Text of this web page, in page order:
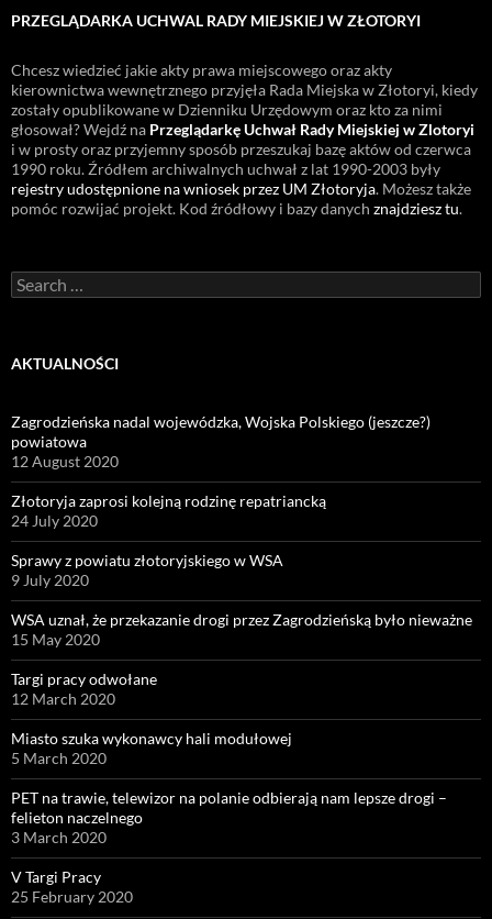
PRZEGLĄDARKA UCHWAL RADY MIEJSKIEJ W ZŁOTORYI
Chcesz wiedzieć jakie akty prawa miejscowego oraz akty
kierownictwa wewnętrznego przyjęła Rada Miejska w Złotoryi, kiedy
zostały opublikowane w Dzienniku Urzędowym oraz kto za nimi
głosował? Wejdź na Przeglądarkę Uchwał Rady Miejskiej w Zlotoryi
i w prosty oraz przyjemny sposób przeszukaj bazę aktów od czerwca
1990 roku. Źródłem archiwalnych uchwał z lat 1990-2003 były
rejestry udostępnione na wniosek przez UM Złotoryja. Możesz także
pomóc rozwijać projekt. Kod źródłowy i bazy danych znajdziesz tu.
Search
for:
AKTUALNOŚCI
Zagrodzieńska nadal wojewódzka, Wojska Polskiego (jeszcze?)
powiatowa
12 August 2020
Złotoryja zaprosi kolejną rodzinę repatriancką
24 July 2020
Sprawy z powiatu złotoryjskiego w WSA
9 July 2020
WSA uznał, że przekazanie drogi przez Zagrodzieńską było nieważne
15 May 2020
Targi pracy odwołane
12 March 2020
Miasto szuka wykonawcy hali modułowej
5 March 2020
PET na trawie, telewizor na polanie odbierają nam lepsze drogi –
felieton naczelnego
3 March 2020
V Targi Pracy
25 February 2020